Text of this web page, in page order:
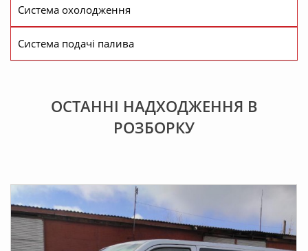
Система охолодження
Система подачі палива
ОСТАННІ НАДХОДЖЕННЯ В
РОЗБOРКУ